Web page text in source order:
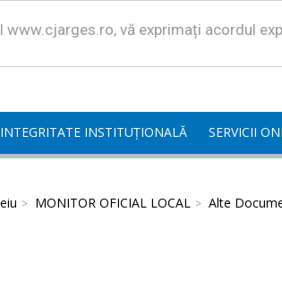
vă exprimați acordul
INTEGRITATE INSTITUȚIONALĂ SERVICII
MONITOR OFICIAL LOCAL Alte